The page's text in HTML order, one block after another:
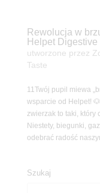
Rewolucja w
Helpet
utworzone przez
Taste
11Twój pupil miewa
wsparcie od Helpet!
zwierzak to taki, który
Niestety, biegunki,
odebrać radość
Szukaj